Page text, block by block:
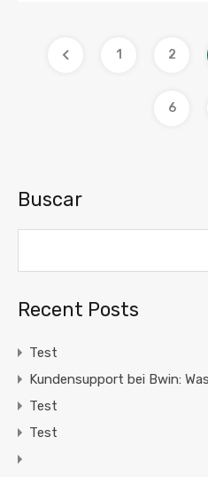
1 2
6
Buscar
Recent Posts
Test
Kundensupport bei Bwin:
Test
Test